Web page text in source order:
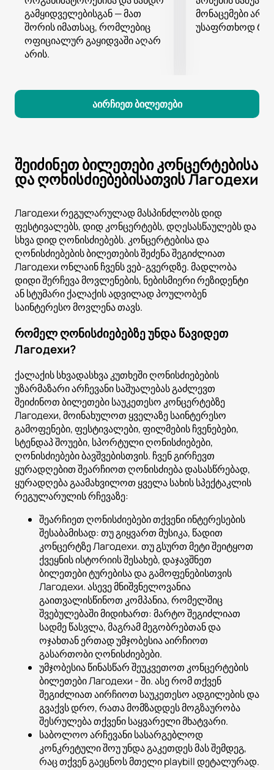
გამყიდველებისგან — მათ
შორის იმათსაც, რომლებიც
ოფიციალურ გაყიდვაში აღარ
არის.
მონაცემები არ
უსაფრთხოდ
აირჩიეთ ბილეთები
შეიძინეთ ბილეთები კონცერტებისა
და ღონისძიებებისათვის Лагодехи
Лагодехи რეგულარულად მასპინძლობს დიდ
ფესტივალებს, დიდ კონცერტებს, დღესასწაულებს და
სხვა დიდ ღონისძიებებს. კონცერტებისა და
ღონისძიებების ბილეთების შეძენა შეგიძლიათ
Лагодехи ონლაინ ჩვენს ვებ-გვერდზე. მადლობა
დიდი შერჩევა მოვლენების, ნებისმიერი რეზიდენტი
ან სტუმარი ქალაქის ადვილად პოულობენ
საინტერესო მოვლენა თავს.
რომელ ღონისძიებებზე უნდა წავიდეთ
Лагодехи?
ქალაქის სხვადასხვა კუთხეში ღონისძიებების
უზარმაზარი არჩევანი საშუალებას გაძლევთ
შეიძინოთ ბილეთები საუკეთესო კონცერტებზე
Лагодехи, მოინახულოთ ყველაზე საინტერესო
გამოფენები, ფესტივალები, ფილმების ჩვენებები,
სტენდაპ შოუები, სპორტული ღონისძიებები,
ღონისძიებები ბავშვებისთვის. ჩვენ გირჩევთ
ყურადღებით შეარჩიოთ ღონისძიება დასასწრებად,
ყურადღება გაამახვილოთ ყველა სახის სპექტაკლის
რეგულარულის რჩევაზე:
შეარჩიეთ ღონისძიებები თქვენი ინტერესების
შესაბამისად: თუ გიყვართ მუსიკა, წადით
კონცერტზე Лагодехи. თუ გსურთ მეტი შეიტყოთ
ქვეყნის ისტორიის შესახებ, დაჯავშნეთ
ბილეთები ტურებისა და გამოფენებისთვის
Лагодехи. ასევე მნიშვნელოვანია
გაითვალისწინოთ კომპანია, რომელშიც
შვებულებაში მიდიხართ: მარტო შეგიძლიათ
სადმე წასვლა, მაგრამ მეგობრებთან და
ოჯახთან ერთად უმჯობესია აირჩიოთ
გასართობი ღონისძიებები.
უმჯობესია წინასწარ შეუკვეთოთ კონცერტების
ბილეთები Лагодехи - ში. ასე რომ თქვენ
შეგიძლიათ აირჩიოთ საუკეთესო ადგილების და
გვაქვს დრო, რათა მომზადდეს მოგზაურობა
შესრულება თქვენი საყვარელი მხატვარი.
საბოლოო არჩევანი სასარგებლოდ
კონკრეტული შოუ უნდა გაკეთდეს მას შემდეგ,
რაც თქვენ გაეცნოს მთელი playbill დეტალურად.